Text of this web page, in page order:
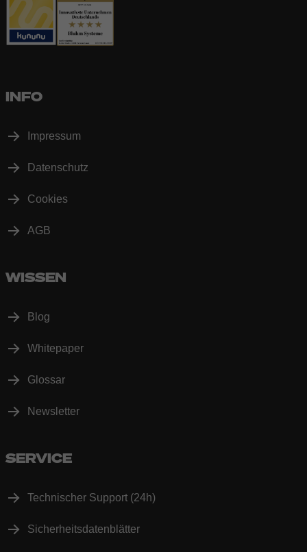
INFO
Impressum
Datenschutz
Cookies
AGB
WISSEN
Blog
Whitepaper
Glossar
Newsletter
SERVICE
Technischer Support (24h)
Sicherheitsdatenblätter